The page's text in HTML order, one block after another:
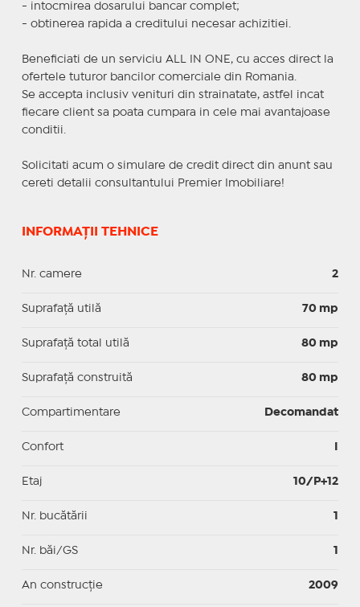
- intocmirea dosarului bancar complet;
- obtinerea rapida a creditului necesar achizitiei.
Beneficiati de un serviciu ALL IN ONE, cu acces direct la
ofertele tuturor bancilor comerciale din Romania.
Se accepta inclusiv venituri din strainatate, astfel incat
fiecare client sa poata cumpara in cele mai avantajoase
conditii.
Solicitati acum o simulare de credit direct din anunt sau
cereti detalii consultantului Premier Imobiliare!
INFORMAȚII TEHNICE
Nr. camere 2
Suprafaţă utilă 70 mp
Suprafaţă total utilă 80 mp
Suprafaţă construită 80 mp
Compartimentare Decomandat
Confort
Etaj 10/P+12
Nr. bucătării 1
Nr. băi/GS 1
An construcție 2009